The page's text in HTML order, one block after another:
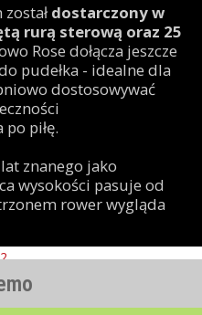
dostarczony w
rurą sterową oraz 25
Rose dołącza jeszcze
pudełka - idealne dla
dostosowywać
piłę.
znanego jako
wysokości pasuje od
rower wygląda